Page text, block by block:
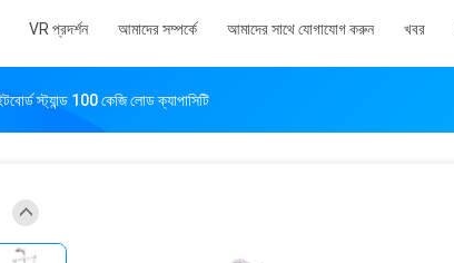
VR প্রদর্শন আমাদের সম্পর্কে আমাদের সাথে যোগাযোগ করুন খবর
স্ট্যান্ড 100 কেজি লোড ক্যাপাসিটি